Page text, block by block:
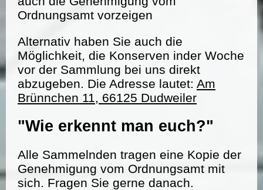
Ordnungsamt vorzeigen
Alternativ haben Sie auch die
Möglichkeit, die Konserven inder Woche
vor der Sammlung bei uns direkt
abzugeben. Die Adresse lautet: Am
Brünnchen 11, 66125 Dudweiler
"Wie erkennt man euch?"
Alle Sammelnden tragen eine Kopie der
Genehmigung vom Ordnungsamt mit
sich. Fragen Sie gerne danach.